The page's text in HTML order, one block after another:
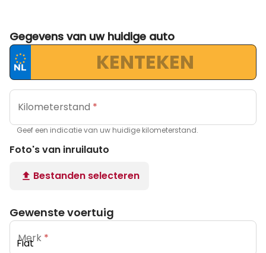
Gegevens van uw huidige auto
Kilometerstand *
Geef een indicatie van uw huidige kilometerstand.
Foto's van inruilauto
Bestanden selecteren
Gewenste voertuig
Merk *